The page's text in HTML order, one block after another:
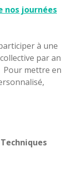
nos journées
à une
par an
Pour mettre en